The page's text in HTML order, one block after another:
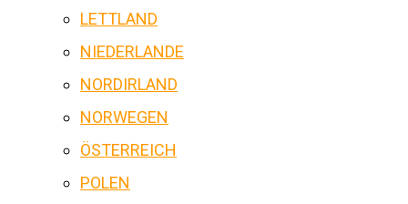
LETTLAND
NIEDERLANDE
NORDIRLAND
NORWEGEN
ÖSTERREICH
POLEN